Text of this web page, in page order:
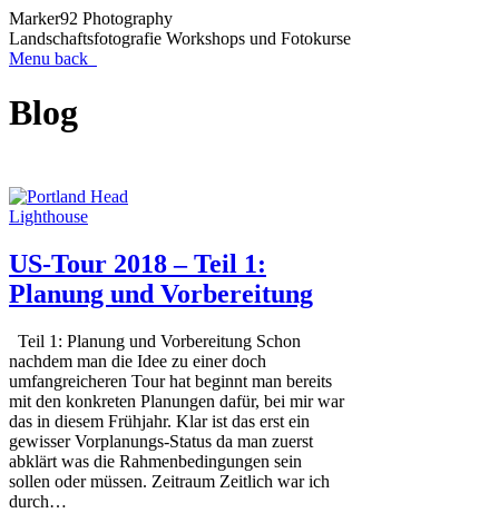
Marker92 Photography
Landschaftsfotografie Workshops und Fotokurse
Menu back
Blog
US-Tour 2018 – Teil 1:
Planung und Vorbereitung
Teil 1: Planung und Vorbereitung Schon
nachdem man die Idee zu einer doch
umfangreicheren Tour hat beginnt man bereits
mit den konkreten Planungen dafür, bei mir war
das in diesem Frühjahr. Klar ist das erst ein
gewisser Vorplanungs-Status da man zuerst
abklärt was die Rahmenbedingungen sein
sollen oder müssen. Zeitraum Zeitlich war ich
durch…